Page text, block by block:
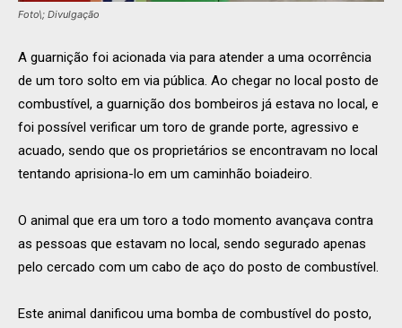
Foto\; Divulgação
A guarnição foi acionada via para atender a uma ocorrência
de um toro solto em via pública. Ao chegar no local posto de
combustível, a guarnição dos bombeiros já estava no local, e
foi possível verificar um toro de grande porte, agressivo e
acuado, sendo que os proprietários se encontravam no local
tentando aprisiona-lo em um caminhão boiadeiro.
O animal que era um toro a todo momento avançava contra
as pessoas que estavam no local, sendo segurado apenas
pelo cercado com um cabo de aço do posto de combustível.
Este animal danificou uma bomba de combustível do posto,